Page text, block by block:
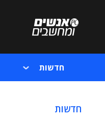
חדשות
חדשות